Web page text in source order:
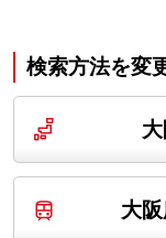
検索方法を変
大